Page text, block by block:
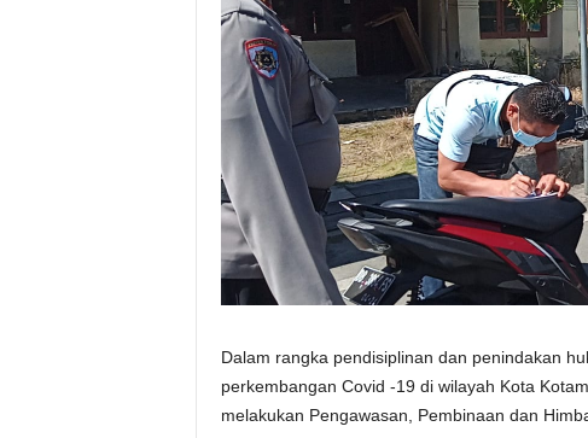
Dalam rangka pendisiplinan dan penindakan
perkembangan Covid -19 di wilayah Kota
melakukan Pengawasan, Pembinaan dan